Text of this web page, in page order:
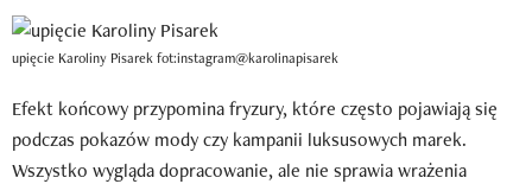
upięcie Karoliny Pisarek fot:instagram@karolinapisarek
Efekt końcowy przypomina fryzury, które często pojawiają się
podczas pokazów mody czy kampanii luksusowych marek.
Wszystko wygląda dopracowanie, ale nie sprawia wrażenia